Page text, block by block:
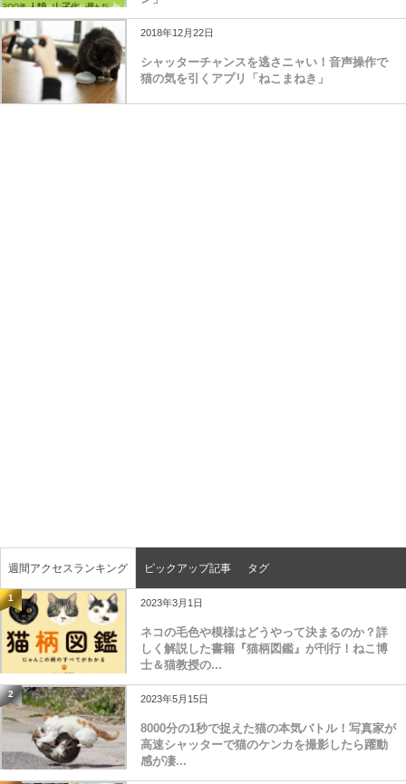
2018年12月22日
シャッターチャンスを逃さニャい！音声操作で
猫の気を引くアプリ「ねこまねき」
週間アクセスランキング ピックアップ記事 タグ
1 2023年3月1日
ネコの毛色や模様はどうやって決まるのか？詳
しく解説した書籍『猫柄図鑑』が刊行！ねこ博
士＆猫教授の...
2 2023年5月15日
8000分の1秒で捉えた猫の本気バトル！写真家が
高速シャッターで猫のケンカを撮影したら躍動
感が凄...